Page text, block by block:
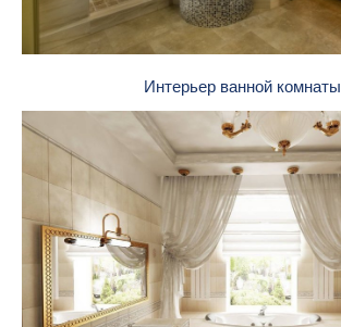
Интерьер ванной комнаты